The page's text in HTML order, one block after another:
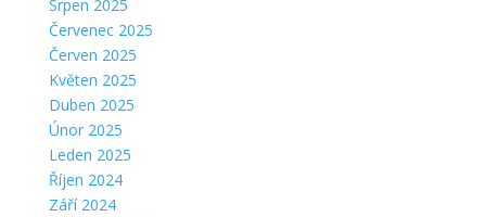
Srpen 2025
Červenec 2025
Červen 2025
Květen 2025
Duben 2025
Únor 2025
Leden 2025
Říjen 2024
Září 2024